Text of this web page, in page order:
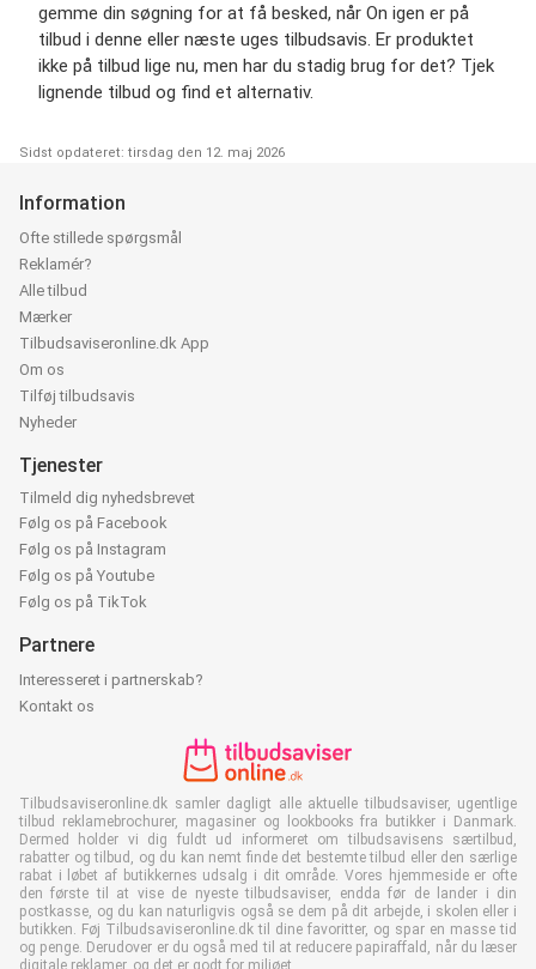
gemme din søgning for at få besked, når On igen er på
tilbud i denne eller næste uges tilbudsavis. Er produktet
ikke på tilbud lige nu, men har du stadig brug for det? Tjek
lignende tilbud og find et alternativ.
Sidst opdateret: tirsdag den 12. maj 2026
Information
Ofte stillede spørgsmål
Reklamér?
Alle tilbud
Mærker
Tilbudsaviseronline.dk App
Om os
Tilføj tilbudsavis
Nyheder
Tjenester
Tilmeld dig nyhedsbrevet
Følg os på Facebook
Følg os på Instagram
Følg os på Youtube
Følg os på TikTok
Partnere
Interesseret i partnerskab?
Kontakt os
Tilbudsaviseronline.dk samler dagligt alle aktuelle tilbudsaviser, ugentlige
tilbud reklamebrochurer, magasiner og lookbooks fra butikker i Danmark.
Dermed holder vi dig fuldt ud informeret om tilbudsavisens særtilbud,
rabatter og tilbud, og du kan nemt finde det bestemte tilbud eller den særlige
rabat i løbet af butikkernes udsalg i dit område. Vores hjemmeside er ofte
den første til at vise de nyeste tilbudsaviser, endda før de lander i din
postkasse, og du kan naturligvis også se dem på dit arbejde, i skolen eller i
butikken. Føj Tilbudsaviseronline.dk til dine favoritter, og spar en masse tid
og penge. Derudover er du også med til at reducere papiraffald, når du læser
digitale reklamer, og det er godt for miljøet.